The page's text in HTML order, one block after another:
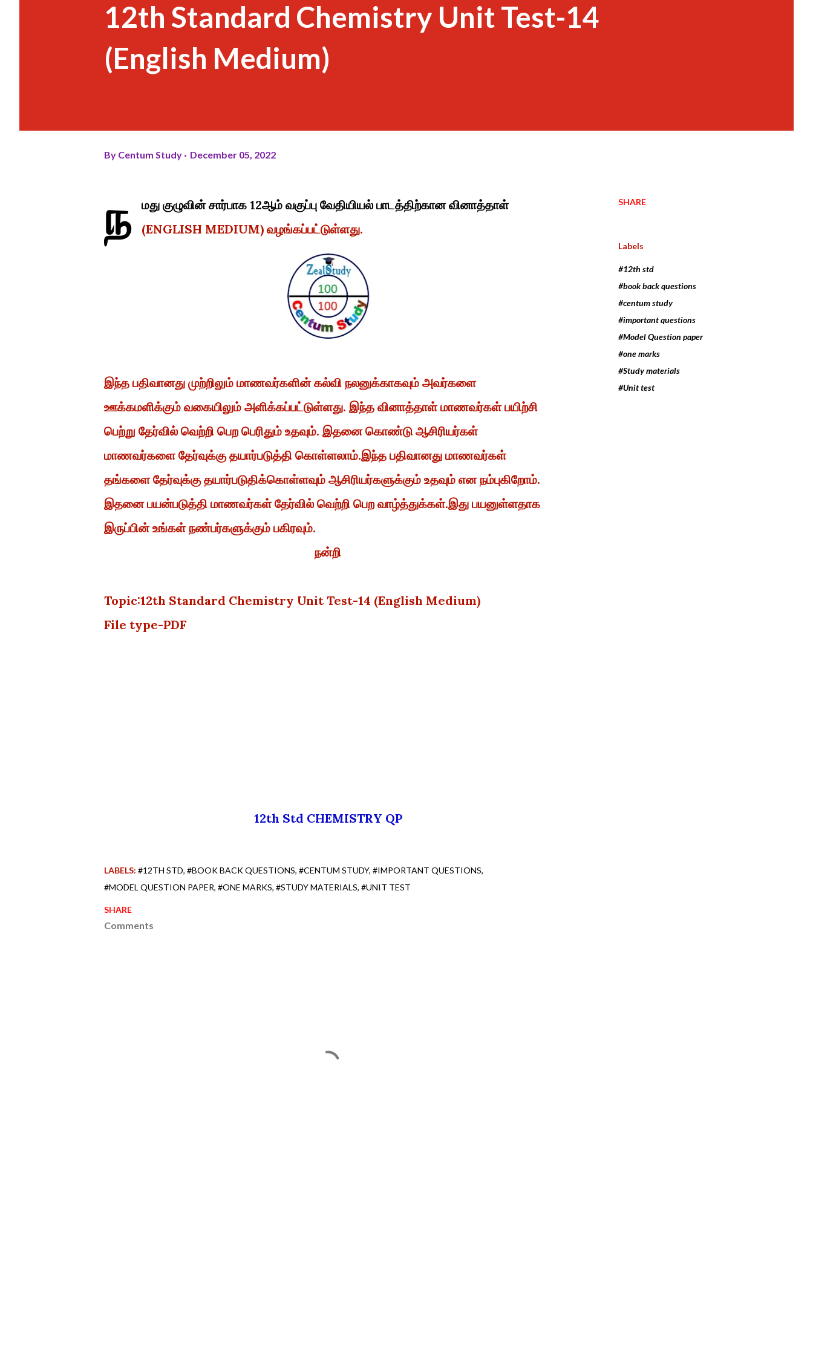
12th Standard Chemistry Unit Test-14
(English Medium)
By Centum Study December 05, 2022
ந
மது குழுவின் சார்பாக 12ஆம் வகுப்பு வேதியியல் பாடத்திற்கான வினாத்தாள்
(ENGLISH MEDIUM) வழங்கப்பட்டுள்ளது.
இந்த பதிவானது முற்றிலும் மாணவர்களின் கல்வி நலனுக்காகவும் அவர்களை
ஊக்கமளிக்கும் வகையிலும் அளிக்கப்பட்டுள்ளது. இந்த வினாத்தாள் மாணவர்கள் பயிற்சி
பெற்று தேர்வில் வெற்றி பெற பெரிதும் உதவும். இதனை கொண்டு ஆசிரியர்கள்
மாணவர்களை தேர்வுக்கு தயார்படுத்தி கொள்ளலாம்.இந்த பதிவானது மாணவர்கள்
தங்களை தேர்வுக்கு தயார்படுதிக்கொள்ளவும் ஆசிரியர்களுக்கும் உதவும் என நம்புகிறோம்.
இதனை பயன்படுத்தி மாணவர்கள் தேர்வில் வெற்றி பெற வாழ்த்துக்கள்.இது பயனுள்ளதாக
இருப்பின் உங்கள் நண்பர்களுக்கும் பகிரவும்.
நன்றி
Topic:12th Standard Chemistry Unit Test-14 (English Medium)
File type-PDF
12th Std CHEMISTRY QP
SHARE
Labels
#12th std
#book back questions
#centum study
#important questions
#Model Question paper
#one marks
#Study materials
#Unit test
LABELS: #12TH STD #BOOK BACK QUESTIONS #CENTUM STUDY #IMPORTANT QUESTIONS
#MODEL QUESTION PAPER #ONE MARKS #STUDY MATERIALS #UNIT TEST
SHARE
Comments